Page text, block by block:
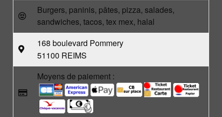
Burgers, paninis, pâtes, pizza, salades,
sandwiches, tacos, tex mex, halal
168 boulevard Pommery
51100 REIMS
Moyens de paiement :